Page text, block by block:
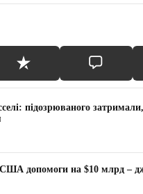
підозрюваного
США допомоги на $10 млрд –